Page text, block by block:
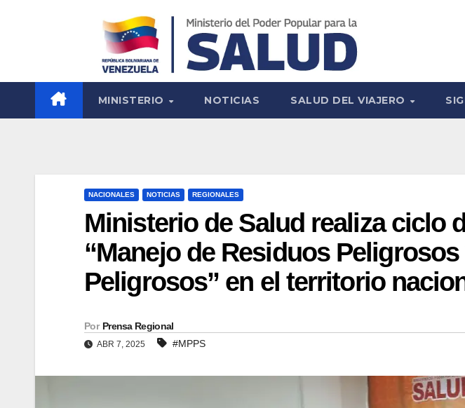
MINISTERIO NOTICIAS SALUD DEL VIAJERO
NACIONALES NOTICIAS REGIONALES
Ministerio de Salud realiza ciclo
“Manejo de Residuos Peligrosos
Peligrosos” en el territorio
Por Prensa Regional
ABR 7, 2025 #MPPS